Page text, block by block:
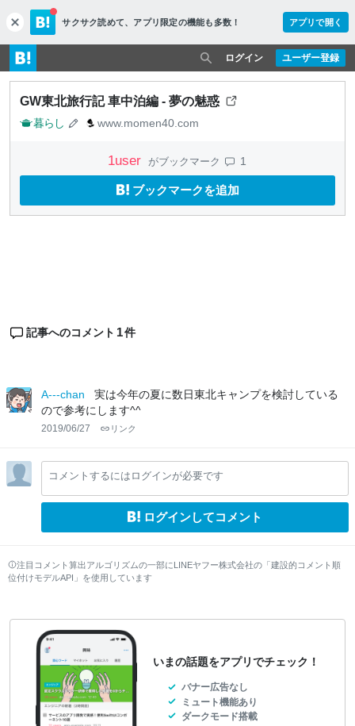
c
l
o
s
e
サクサク読めて、 アプリ限定の機能も多数！ アプリで開く
ユーザー登録
ログイン
GW東北旅行記 車中泊編 - 夢の魅惑
暮らし www.momen40.com
1user がブックマーク 1
ブックマークを追加
記事へのコメント 1件
A---chan
実は今年の夏に数日東北キャンプを検討している
ので参考にします^^
2019/06/27 リンク
コメントするにはログインが必要です
ログインしてコメント
注目コメント算出アルゴリズムの一部にLINEヤフー株式会社の「建設的コメント順
位付けモデルAPI」を使用しています
いまの話題をアプリでチェック！
バナー広告なし
ミュート機能あり
ダークモード搭載